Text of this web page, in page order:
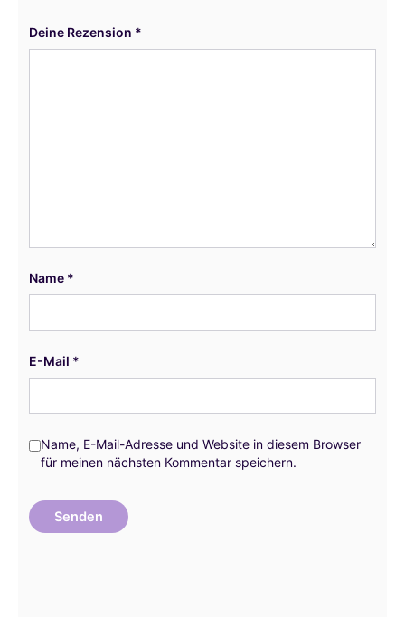
Deine Rezension *
Name *
E-Mail *
Name, E-Mail-Adresse und Website in diesem Browser
für meinen nächsten Kommentar speichern.